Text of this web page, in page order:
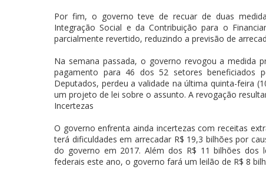
Por fim, o governo teve de recuar de duas
Integração Social e da Contribuição para o
parcialmente revertido, reduzindo a previsão de
Na semana passada, o governo revogou a medida
pagamento para 46 dos 52 setores beneficiados
Deputados, perdeu a validade na última quinta-feira
um projeto de lei sobre o assunto. A revogação
Incertezas
O governo enfrenta ainda incertezas com receitas
terá dificuldades em arrecadar R$ 19,3 bilhões por
do governo em 2017. Além dos R$ 11 bilhões dos
federais este ano, o governo fará um leilão de R$ 8